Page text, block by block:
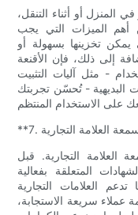
المنزل أو أثناء التنقل،
أهم الميزات التي يجب
يمكن تخزينها بسهولة أو
إلى ذلك، فإن الأقنعة
- مثل آليات التثبيت
البديهية - تُحسّن تجربتك
العلامة التجارية. قبل
المتعلقة بفعالية
العلامات التجارية
عملاء سريعة الاستجابة،